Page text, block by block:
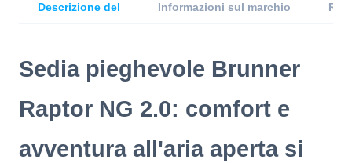
Descrizione del Informazioni sul marchio
Sedia pieghevole Brunner
Raptor NG 2.0: comfort e
avventura all'aria aperta si